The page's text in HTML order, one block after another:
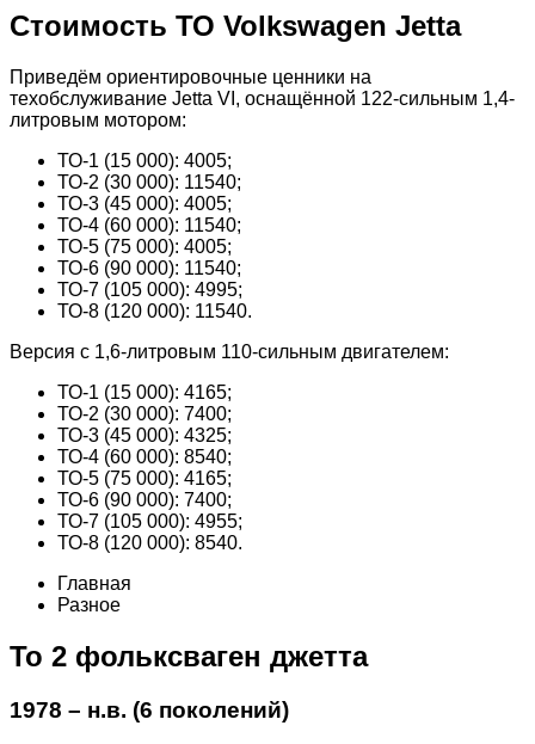
Стоимость ТО Volkswagen Jetta
Приведём ориентировочные ценники на
техобслуживание Jetta VI, оснащённой 122-сильным 1,4-
литровым мотором:
ТО-1 (15 000): 4005;
ТО-2 (30 000): 11540;
ТО-3 (45 000): 4005;
ТО-4 (60 000): 11540;
ТО-5 (75 000): 4005;
ТО-6 (90 000): 11540;
ТО-7 (105 000): 4995;
ТО-8 (120 000): 11540.
Версия с 1,6-литровым 110-сильным двигателем:
ТО-1 (15 000): 4165;
ТО-2 (30 000): 7400;
ТО-3 (45 000): 4325;
ТО-4 (60 000): 8540;
ТО-5 (75 000): 4165;
ТО-6 (90 000): 7400;
ТО-7 (105 000): 4955;
ТО-8 (120 000): 8540.
Главная
Разное
То 2 фольксваген джетта
1978 – н.в. (6 поколений)